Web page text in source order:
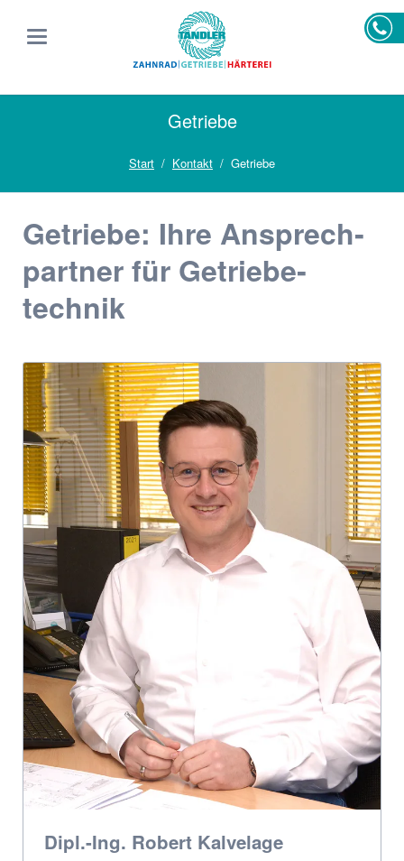
Getriebe
Start Kontakt Getriebe
Getriebe: Ihre Ansprech­
partner für Getriebe­­
technik
Dipl.-Ing. Robert Kalvelage